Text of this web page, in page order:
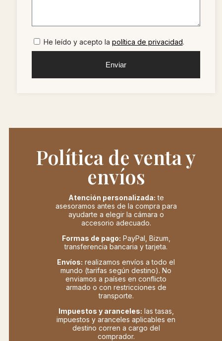
He leído y acepto la política de privacidad.
Enviar
Política de venta y
envíos
Atención personalizada: te
asesoramos antes de la compra para
ayudarte a elegir la cámara o
accesorio adecuado.
Formas de pago: PayPal, Bizum,
transferencia bancaria y tarjeta.
Envíos: realizamos envíos a todo el
mundo (tarifas según destino). No
enviamos a países en conflicto
armado o con restricciones de
transporte.
Impuestos y aranceles: las tasas,
impuestos y aranceles aplicables en
destino corren a cargo del
comprador.